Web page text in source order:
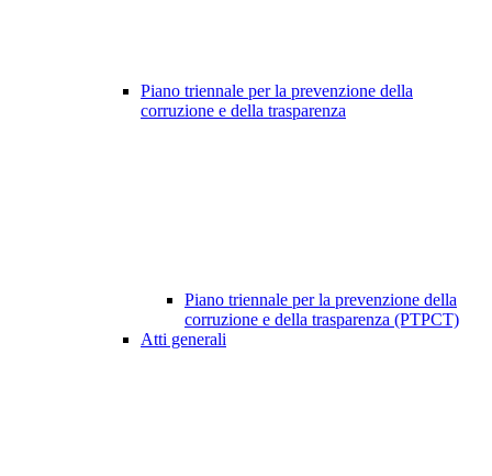
Piano triennale per la prevenzione della
corruzione e della trasparenza
Piano triennale per la prevenzione della
corruzione e della trasparenza (PTPCT)
Atti generali